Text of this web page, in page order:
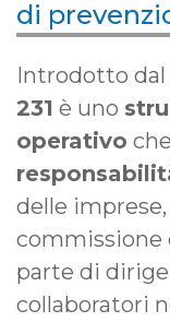
di
Introdotto dal
231 è uno
operativo
delle
parte di
collaboratori